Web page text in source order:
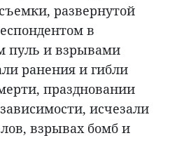
развернутой
в
пуль и взрывами
ранения и гибли
праздновании
исчезали
взрывах бомб и